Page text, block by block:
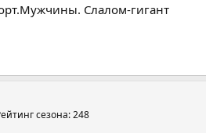
Слалом-гигант
сезона: 248